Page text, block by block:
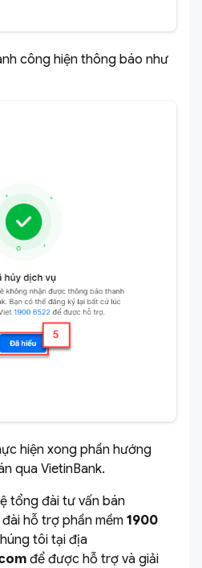
công hiện thông báo như
hiện xong phần hướng
qua VietinBank.
tổng đài tư vấn bán
hỗ trợ phần mềm1900
tôi tại địa
để được hỗ trợ và giải